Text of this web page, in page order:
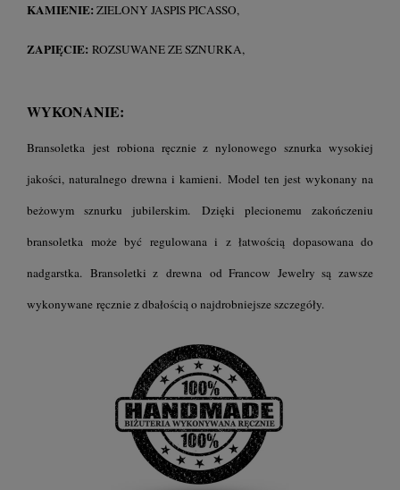
KAMIENIE: ZIELONY JASPIS PICASSO,
ZAPIĘCIE: ROZSUWANE ZE SZNURKA,
WYKONANIE:
Bransoletka jest robiona ręcznie z nylonowego sznurka wysokiej
jakości, naturalnego drewna i kamieni. Model ten jest wykonany na
beżowym sznurku jubilerskim. Dzięki plecionemu zakończeniu
bransoletka może być regulowana i z łatwością dopasowana do
nadgarstka. Bransoletki z drewna od Francow Jewelry są zawsze
wykonywane ręcznie z dbałością o najdrobniejsze szczegóły.